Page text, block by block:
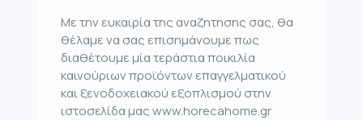
Με την ευκαιρία της αναζητησης σας, θα
θέλαμε να σας επισημάνουμε πως
διαθέτουμε μία τεράστια ποικιλία
καινούριων προϊόντων επαγγελματικού
και ξενοδοχειακού εξοπλισμού στην
ιστοσελίδα μας www.horecahome.gr